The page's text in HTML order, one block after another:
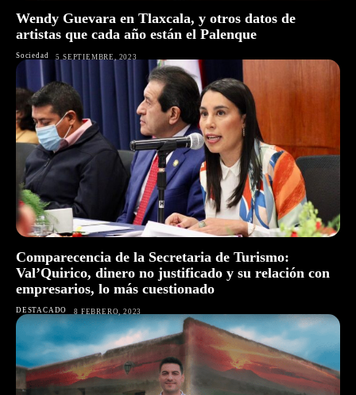
Wendy Guevara en Tlaxcala, y otros datos de
artistas que cada año están el Palenque
Sociedad 5 SEPTIEMBRE, 2023
Comparecencia de la Secretaria de Turismo:
Val’Quirico, dinero no justificado y su relación con
empresarios, lo más cuestionado
DESTACADO 8 FEBRERO, 2023